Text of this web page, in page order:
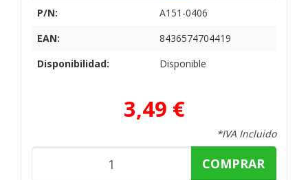
P/N:
A151-0406
EAN:
8436574704419
Disponibilidad:
Disponible
3,49 €
*IVA Incluido
COMPRAR